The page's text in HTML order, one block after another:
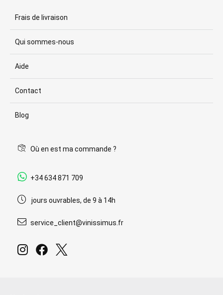
Frais de livraison
Qui sommes-nous
Aide
Contact
Blog
Où en est ma commande ?
+34 634 871 709
jours ouvrables, de 9 à 14h
service_client@vinissimus.fr